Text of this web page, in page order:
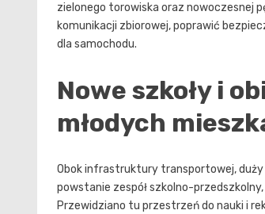
zielonego torowiska oraz nowoczesnej
komunikacji zbiorowej, poprawić
dla samochodu.
Nowe szkoły i
młodych
Obok infrastruktury transportowej, duży
powstanie zespół szkolno-
Przewidziano tu przestrzeń do nauki i